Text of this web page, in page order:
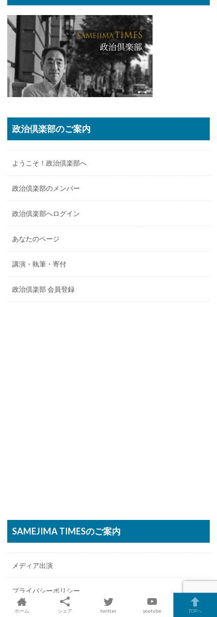
政治倶楽部のご案内
ようこそ！政治倶楽部へ
政治倶楽部のメンバー
政治倶楽部へログイン
あなたのページ
講演・執筆・寄付
政治倶楽部 会員登録
SAMEJIMA TIMESのご案内
メディア出演
プライバシーポリシー
ホーム シェア twitter youtube TOPへ